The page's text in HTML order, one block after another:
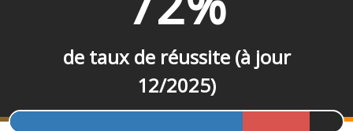
de taux de réussite (à jour
12/2025)